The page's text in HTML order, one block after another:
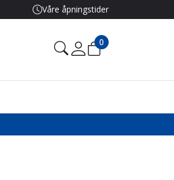
Våre åpningstider
0